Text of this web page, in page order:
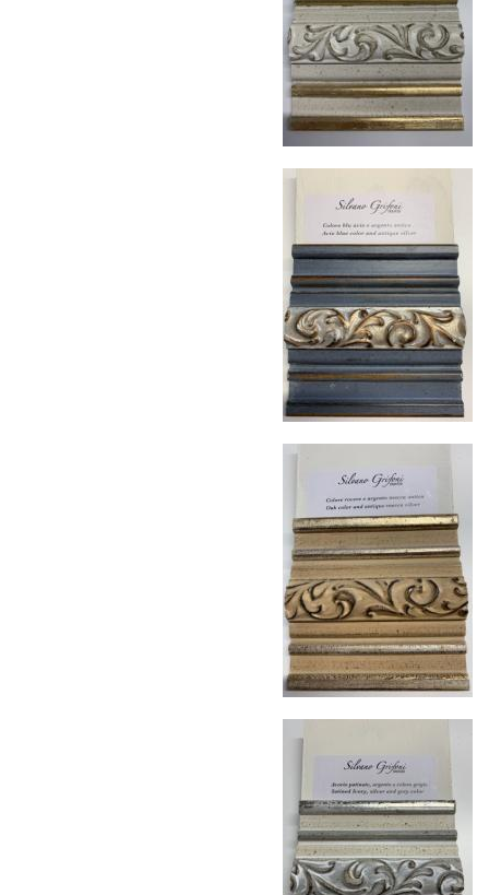
Распаковка и расстановка— специалисты
распаковывают товар и устанавливают его в
Вывоз упаковочного материала— полная
очистка помещения от тары и упаковки
— осмотр товара на
предмет повреждений и дефектов при
Стандартная доставка по
Москве осуществляется в течение 3-5 рабочих
дней. Для Московской области сроки зависят
от удалённости объекта и варьируются от 5 до
10 рабочих дней. Возможна срочная доставка
при наличии свободных логистических
Управление логистикой и контроль
Каждый заказ отслеживается в режиме
реального времени через систему GPS-
мониторинга. Наша команда логистических
специалистов с опытом работы в
международной доставке обеспечивает
полную сохранность груза, соблюдение
температурного режима и защиту от
механических повреждений на всех этапах